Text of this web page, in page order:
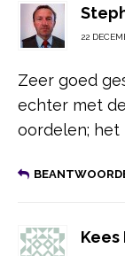
22
Zeer goed
echter met
oordelen; het
Kees